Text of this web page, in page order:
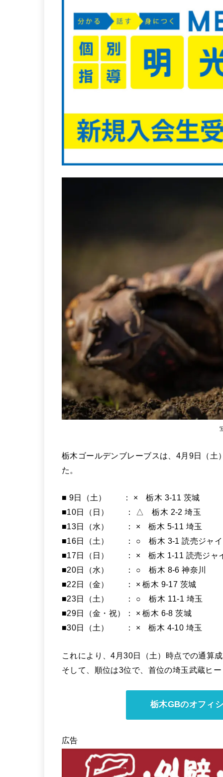
栃木ゴールデンブレーブスは、4月9日（
た。
■ 9日（土） ： × 栃木 3-11 茨城
■10日（日） ： △ 栃木 2-2 埼玉
■13日（水） ： × 栃木 5-11 埼玉
■16日（土） ： ○ 栃木 3-1 読売ジャイ
■17日（日） ： × 栃木 1-11 読売ジャ
■20日（水） ： ○ 栃木 8-6 神奈川
■22日（金） ： × 栃木 9-17 茨城
■23日（土） ： ○ 栃木 11-1 埼玉
■29日（金・祝）： × 栃木 6-8 茨城
■30日（土） ： × 栃木 4-10 埼玉
これにより、4月30日（土）時点での通算
そして、順位は3位で、首位の埼玉武蔵ヒ
栃木GBのオフィ
広告